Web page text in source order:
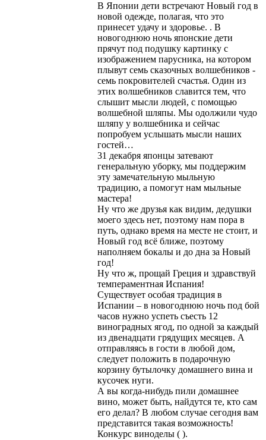
В Японии дети встречают Новый год в
новой одежде, полагая, что это
принесет удачу и здоровье. . В
новогоднюю ночь японские дети
прячут под подушку картинку с
изображением парусника, на котором
плывут семь сказочных волшебников -
семь покровителей счастья. Один из
этих волшебников славится тем, что
слышит мысли людей, с помощью
волшебной шляпы. Мы одолжили чудо
шляпу у волшебника и сейчас
попробуем услышать мысли наших
гостей…
31 декабря японцы затевают
генеральную уборку, мы поддержим
эту замечательную мыльную
традицию, а помогут нам мыльные
мастера!
Ну что же друзья как видим, дедушки
моего здесь нет, поэтому нам пора в
путь, однако время на месте не стоит, и
Новый год всё ближе, поэтому
наполняем бокалы и до дна за Новый
год!
Ну что ж, прощай Греция и здравствуй
темпераментная Испания!
Существует особая традиция в
Испании – в новогоднюю ночь под бой
часов нужно успеть съесть 12
виноградных ягод, по одной за каждый
из двенадцати грядущих месяцев. А
отправляясь в гости в любой дом,
следует положить в подарочную
корзину бутылочку домашнего вина и
кусочек нуги.
А вы когда-нибудь пили домашнее
вино, может быть, найдутся те, кто сам
его делал? В любом случае сегодня вам
представится такая возможность!
Конкурс виноделы ( ).